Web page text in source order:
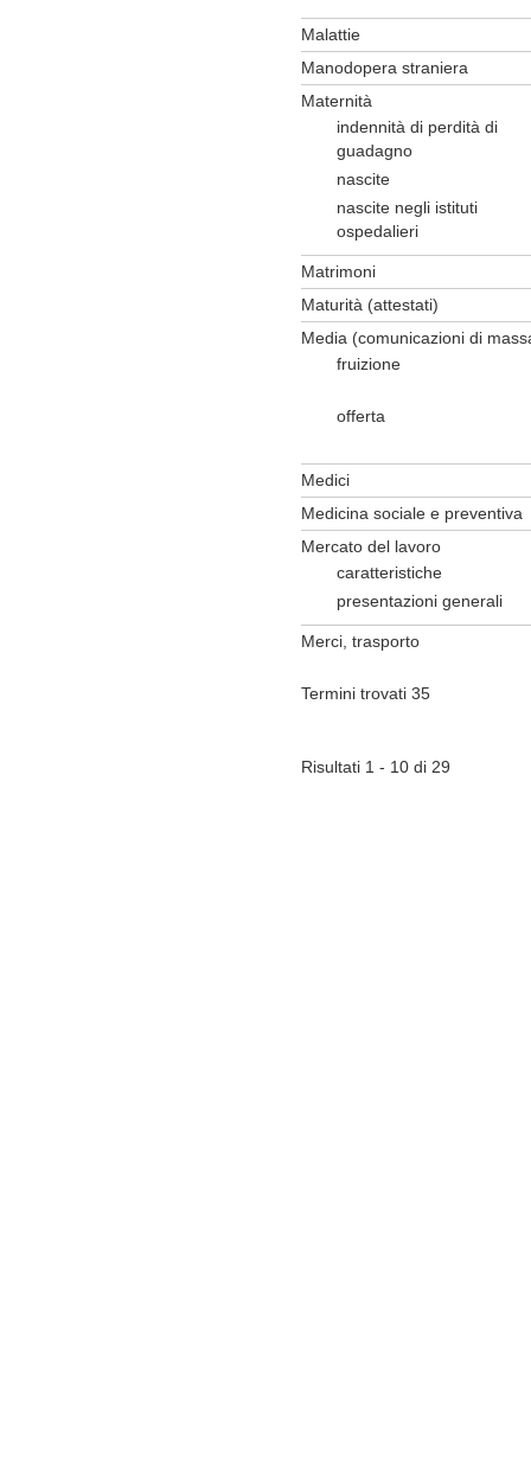
Malattie
Manodopera straniera
Maternità
indennità di perdità di
guadagno
nascite
nascite negli istituti
ospedalieri
Matrimoni
Maturità (attestati)
Media (comunicazioni di
fruizione
offerta
Medici
Medicina sociale e preventiva
Mercato del lavoro
caratteristiche
presentazioni generali
Merci, trasporto
Termini trovati 35
Risultati 1 - 10 di 29